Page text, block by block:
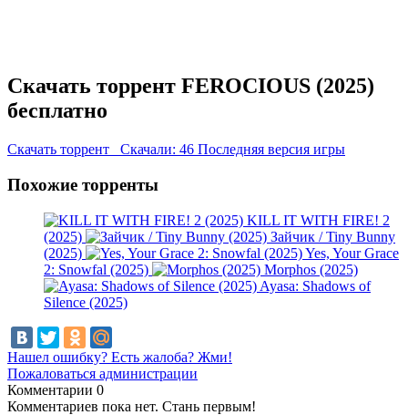
Скачать торрент FEROCIOUS (2025)
бесплатно
Скачать торрент Скачали: 46 Последняя версия игры
Похожие торренты
KILL IT WITH FIRE! 2
(2025)
Зайчик / Tiny Bunny
(2025)
Yes, Your Grace
2: Snowfal (2025)
Morphos (2025)
Ayasa: Shadows of
Silence (2025)
Нашел ошибку? Есть жалоба? Жми!
Пожаловаться администрации
Комментарии 0
Комментариев пока нет. Стань первым!